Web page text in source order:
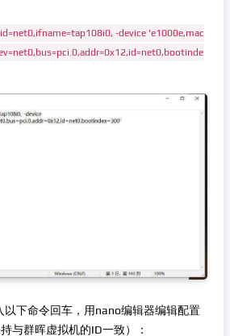
-device 'e1000e,mac
以下命令回车，用nano编辑器编辑配置
与群晖虚拟机的ID一致）：